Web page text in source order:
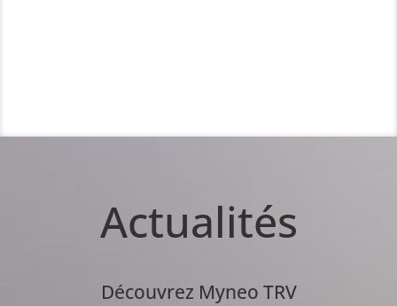
Actualités
Découvrez Myneo TRV